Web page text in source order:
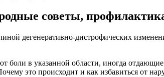
советы,
дегенеративно-дистрофических
в указанной области, иногда
это происходит и как избавиться от